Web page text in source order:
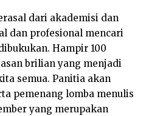
dari akademisi dan
dan profesional mencari
Hampir 100
brilian yang menjadi
semua. Panitia akan
pemenang lomba menulis
yang merupakan